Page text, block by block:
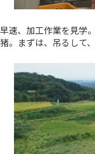
早速、加工作業を見学
猪。まずは、吊るして